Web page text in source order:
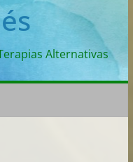
Alternativas